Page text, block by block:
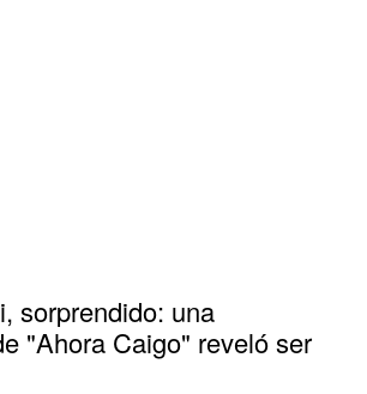
sorprendido: una
"Ahora Caigo" reveló ser